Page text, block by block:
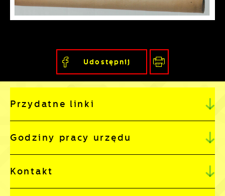
Udostępnij
Przydatne linki
Godziny pracy urzędu
Kontakt
lub firm będących naszymi partnerami oraz
nasze treści w postaci wiadomości, ofert,